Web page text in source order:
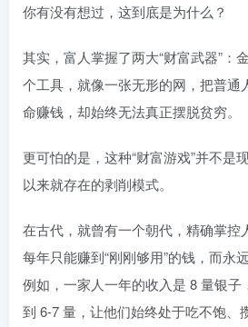
你有没有想过，这到底是为什么？
其实，富人掌握了两大“财富武器”：
个工具，就像一张无形的网，把普通
命赚钱，却始终无法真正摆脱贫穷。
更可怕的是，这种“财富游戏”并不是
以来就存在的剥削模式。
在古代，就曾有一个朝代，精确掌控
每年只能赚到“刚刚够用”的钱，而永
例如，一家人一年的收入是 8 量银
到 6-7 量，让他们始终处于吃不饱、